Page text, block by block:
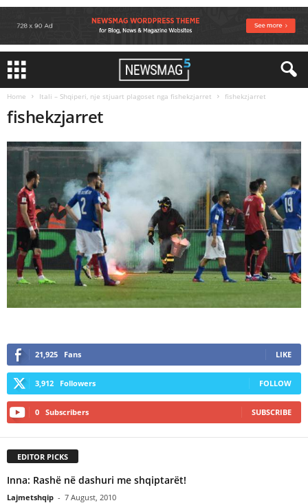
Home Itali – Shqiperi, nje stjuart plagoset nga fishekzjarret fishekzjarret
fishekzjarret
21,925 Fans LIKE
3,912 Followers FOLLOW
0 Subscribers SUBSCRIBE
EDITOR PICKS
Inna: Rashë në dashuri me shqiptarët!
Lajmetshqip - 7 August, 2010